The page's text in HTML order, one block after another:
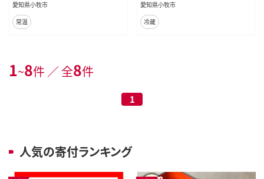
愛知県小牧市
常温
愛知県小牧市
冷蔵
1~8件 ／ 全8件
1
人気の寄付ランキング